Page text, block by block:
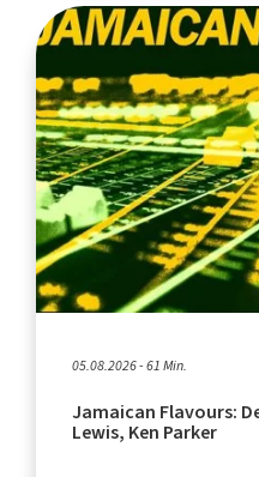
05.08.2026 - 61 Min.
Jamaican Flavours:
Lewis, Ken Parker